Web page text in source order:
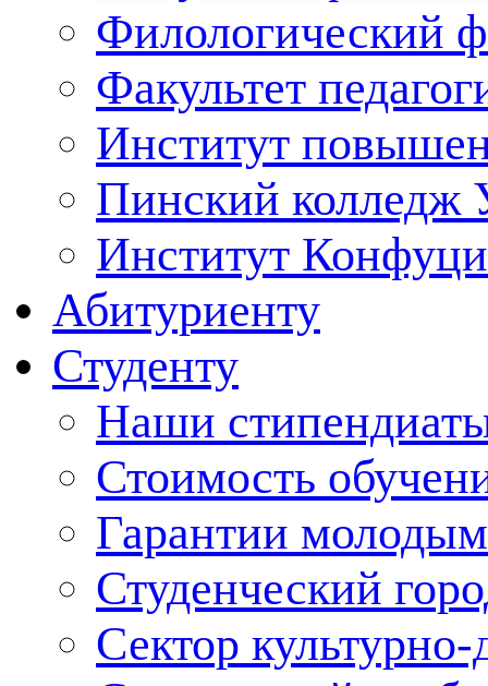
Филологический
Факультет
Институт
Пинский
Институт
Абитуриенту
Студенту
Наши
Стоимость
Гарантии
Студенческий
Сектор